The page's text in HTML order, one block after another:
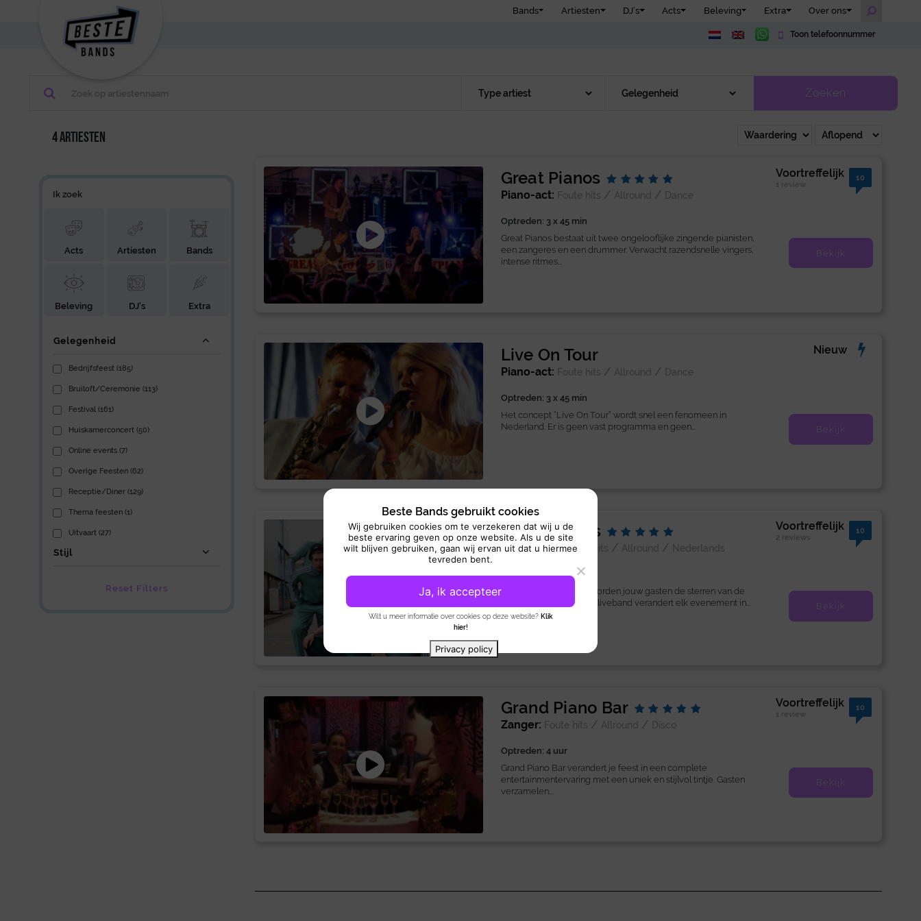
Bands Artiesten DJ’s Acts Beleving Extra Over ons
Toon telefoonnummer
Zoeken
4 artiesten
Ik zoek
Acts Artiesten Bands
Beleving DJ's Extra
Gelegenheid
Bedrijfsfeest (185)
Bruiloft/Ceremonie (113)
Festival (161)
Huiskamerconcert (50)
Online events (7)
Overige Feesten (62)
Receptie/Diner (129)
Thema feesten (1)
Uitvaart (27)
Stijl
Reset Filters
Great Pianos Voortreffelijk
1 review
10
Piano-act: Foute hits / Allround / Dance
Optreden: 3 x 45 min
Great Pianos bestaat uit twee ongelooflijke zingende pianisten,
een zangeres en een drummer. Verwacht razendsnelle vingers,
intense ritmes...
Bekijk
Live On Tour
Nieuw
Piano-act: Foute hits / Allround / Dance
Optreden: 3 x 45 min
Het concept “Live On Tour” wordt snel een fenomeen in
Nederland. Er is geen vast programma en geen...
Bekijk
KaraokeCats Voortreffelijk
2 reviews
10
Coverband: Foute hits / Allround / Nederlands
Optreden: 3 x 45 min
Met The KaraokeCats worden jouw gasten de sterren van de
avond! Deze energieke liveband verandert elk evenement in...
Bekijk
Grand Piano Bar Voortreffelijk
1 review
10
Zanger: Foute hits / Allround / Disco
Optreden: 4 uur
Grand Piano Bar verandert je feest in een complete
entertainmentervaring met een uniek en stijlvol tintje. Gasten
verzamelen...
Bekijk
Beste Bands gebruikt cookies
Wij gebruiken cookies om te verzekeren dat wij u de
beste ervaring geven op onze website. Als u de site
wilt blijven gebruiken, gaan wij ervan uit dat u hiermee
tevreden bent.
Wilt u meer informatie over cookies op deze website? Klik
hier!
Ja, ik accepteer
Privacy policy